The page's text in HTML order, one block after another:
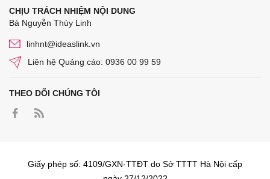
CHỊU TRÁCH NHIỆM NỘI DUNG
Bà Nguyễn Thùy Linh
linhnt@ideaslink.vn
Liên hệ Quảng cáo: 0936 00 99 59
THEO DÕI CHÚNG TÔI
Giấy phép số: 4109/GXN-TTĐT do Sở TTTT Hà Nội cấp